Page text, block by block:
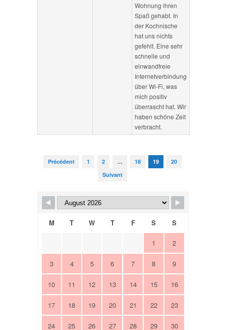
Wohnung ihren
Spaß gehabt. In
der Kochnische
hat uns nichts
gefehlt. Eine sehr
schnelle und
einwandfreie
Internetverbindung
über Wi-Fi, was
mich positiv
überrascht hat. Wir
haben schöne Zeit
verbracht.
Précédent 1 2 … 18 19
20
Suivant
M T W T F S S
1 2
3 4 5 6 7 8 9
10 11 12 13 14 15 16
17 18 19 20 21 22 23
24 25 26 27 28 29 30